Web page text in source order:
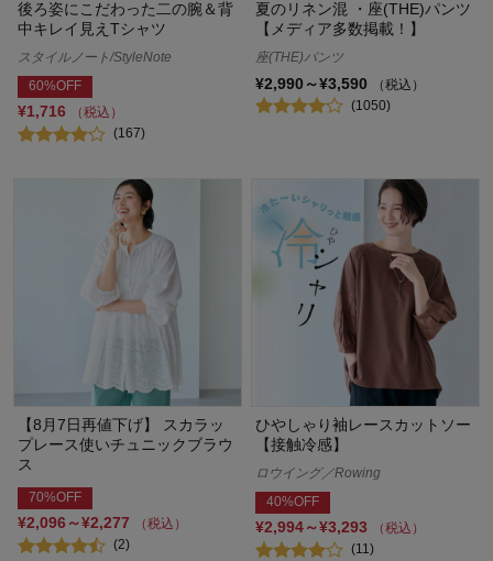
後ろ姿にこだわった二の腕＆背
中キレイ見えTシャツ
スタイルノート/StyleNote
60%OFF
¥1,716
（税込）
(167)
夏のリネン混 ・座(THE)パンツ
【メディア多数掲載！】
座(THE)パンツ
¥2,990～¥3,590
（税込）
(1050)
【8月7日再値下げ】 スカラッ
プレース使いチュニックブラウ
ス
70%OFF
¥2,096～¥2,277
（税込）
(2)
ひやしゃり袖レースカットソー
【接触冷感】
ロウイング／Rowing
40%OFF
¥2,994～¥3,293
（税込）
(11)